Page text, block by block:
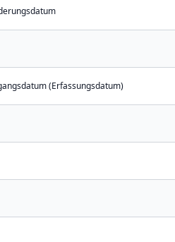
(Erfassungsdatum)